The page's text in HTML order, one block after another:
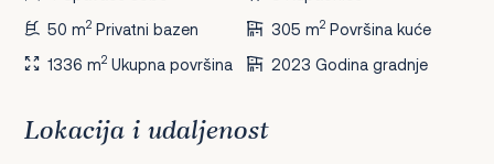
50 m2 Privatni bazen 305 m2Površina kuće
1336 m2 Ukupna površina 2023 Godina gradnje
Lokacija i udaljenost